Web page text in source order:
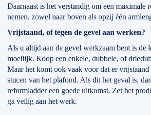
Daarnaast is het verstandig om een maximale
nemen, zowel naar boven als opzij één
Vrijstaand, of tegen de gevel aan werken?
Als u altijd aan de gevel werkzaam bent is de
moeilijk. Koop een enkele, dubbele, of
Maar het komt ook vaak voor dat er
stucen van het plafond. Als dit het geval is,
reformladder een goede uitkomst. Zet het
ga veilig aan het werk.